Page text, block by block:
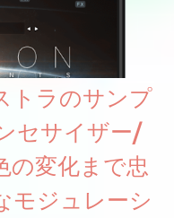
トラのサンプ
セサイザー/
の変化まで忠
モジュレーシ